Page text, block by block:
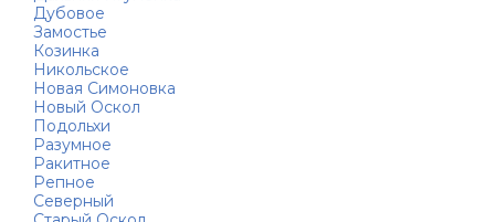
Дубовое
Замостье
Козинка
Никольское
Новая Симоновка
Новый Оскол
Подольхи
Разумное
Ракитное
Репное
Северный